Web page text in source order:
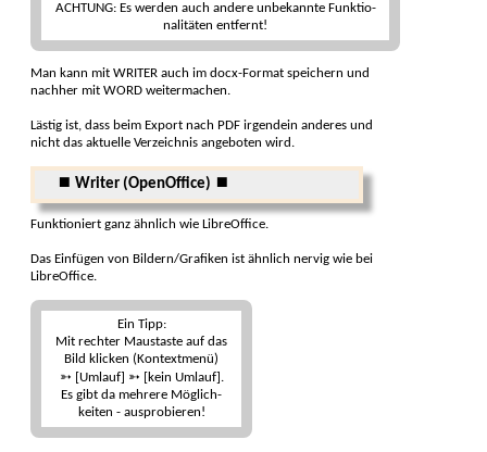
ACHTUNG: Es werden auch andere unbekannte Funktio­
nali­täten entfernt!
Man kann mit WRITER auch im docx-Format speichern und
nachher mit WORD weiter­machen.
Lästig ist, dass beim Export nach PDF irgend­ein anderes und
nicht das aktu­elle Ver­zeichnis ange­boten wird.
⏹ Writer (OpenOffice) ⏹
Funktioniert ganz ähnlich wie LibreOffice.
Das Einfügen von Bildern/Gra­fiken ist ähnlich nervig wie bei
Libre­Office.
Ein Tipp:
Mit rechter Maustaste auf das
Bild klicken (Kontextmenü)
➳ [Umlauf] ➳ [kein Umlauf].
Es gibt da mehrere Möglich­
keiten - aus­probieren!